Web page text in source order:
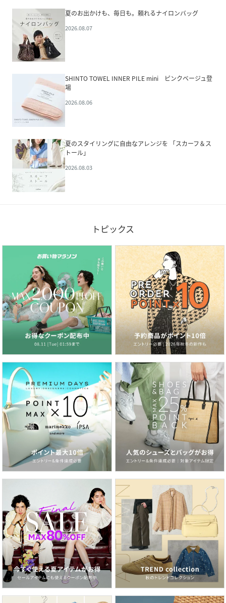
夏のお出かけも、毎日も。頼れるナイロンバッグ
2026.08.07
SHINTO TOWEL INNER PILE mini ピンクベージュ登
場
2026.08.06
夏のスタイリングに自由なアレンジを 「スカーフ＆ス
トール」
2026.08.03
トピックス